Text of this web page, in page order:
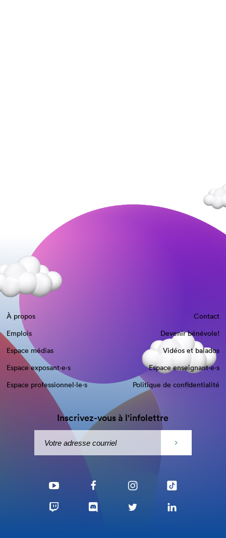
À propos
Contact
Emplois
Devenir bénévole!
Espace médias
Vidéos et balados
Espace exposant·e⋅s
Espace enseignant·e⋅s
Espace professionnel·le⋅s
Politique de confidentialité
Inscrivez-vous à l'infolettre